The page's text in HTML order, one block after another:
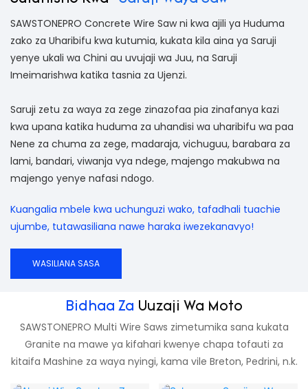
SAWSTONEPRO Concrete Wire Saw ni kwa ajili ya Huduma
zako za Uharibifu kwa kutumia, kukata kila aina ya Saruji
yenye ukali wa Chini au uvujaji wa Juu, na Saruji
Imeimarishwa katika tasnia za Ujenzi.
Saruji zetu za waya za zege zinazofaa pia zinafanya kazi
kwa upana katika huduma za uhandisi wa uharibifu wa paa
Nene za chuma za zege, madaraja, vichuguu, barabara za
lami, bandari, viwanja vya ndege, majengo makubwa na
majengo yenye nafasi ndogo.
Kuangalia mbele kwa uchunguzi wako, tafadhali tuachie
ujumbe, tutawasiliana nawe haraka iwezekanavyo!
WASILIANA SASA
Bidhaa Za Uuzaji Wa Moto
SAWSTONEPRO Multi Wire Saws zimetumika sana kukata
Granite na mawe ya kifahari kwenye chapa tofauti za
kitaifa Mashine za waya nyingi, kama vile Breton, Pedrini, n.k.